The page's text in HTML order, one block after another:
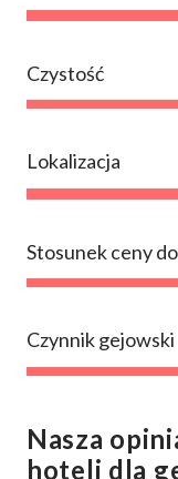
Czystość
Lokalizacja
Stosunek ceny
Czynnik gejowski
Nasza
hoteli dla